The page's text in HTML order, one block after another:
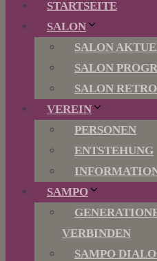
STARTSEITE
SALON
SALON
SALON
SALON
VEREIN
PERSONEN
ENTSTEHUNG
SAMPO
VERBINDEN
SAMPO